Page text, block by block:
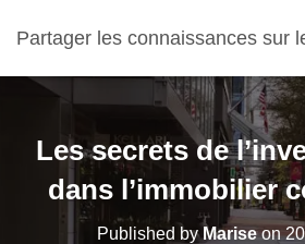
Partager les connaissances sur
Les secrets de
dans l’immobilier
Published by Mariseon